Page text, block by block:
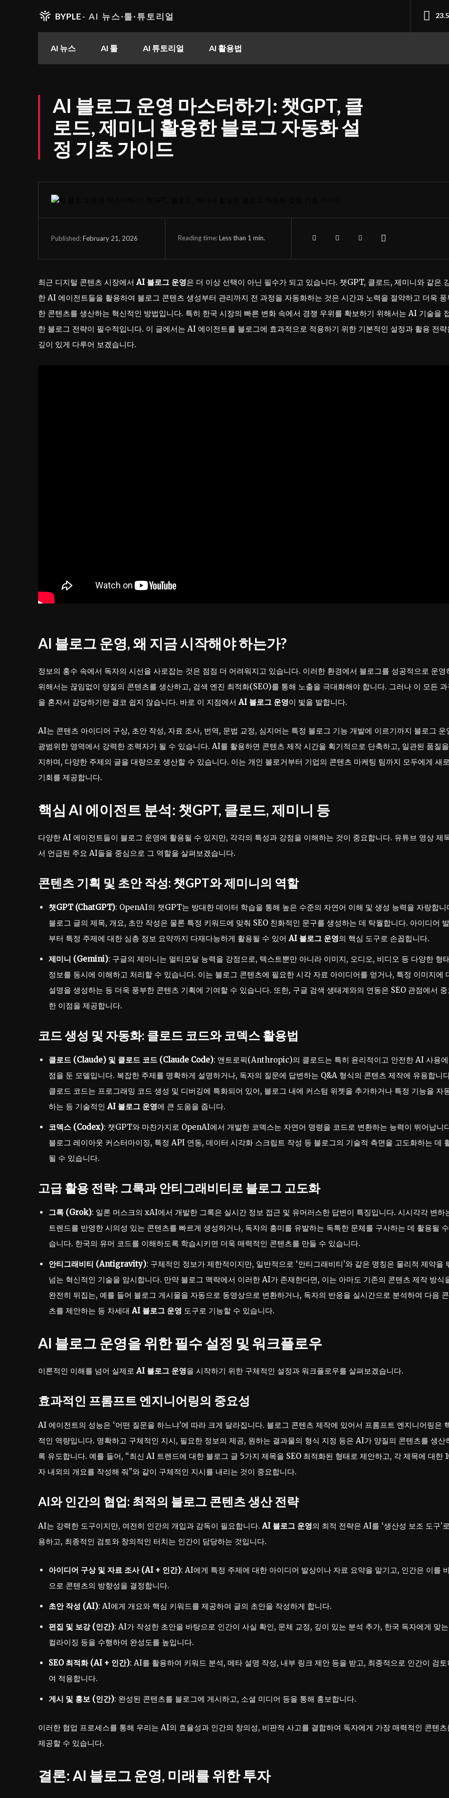
BYPLE- AI 뉴스·툴·튜토리얼 23.5
AI 뉴스 AI 툴 AI 튜토리얼 AI 활용법
AI 블로그 운영 마스터하기: 챗GPT, 클
로드, 제미니 활용한 블로그 자동화 설
정 기초 가이드
Published:February 21, 2026 Reading time:Less than 1 min.
최근 디지털 콘텐츠 시장에서 AI 블로그 운영은 더 이상 선택이 아닌 필수가 되고 있습니다. 챗GPT, 클로드, 제미니와 같은
한 AI 에이전트들을 활용하여 블로그 콘텐츠 생성부터 관리까지 전 과정을 자동화하는 것은 시간과 노력을 절약하고 더욱 풍
한 콘텐츠를 생산하는 혁신적인 방법입니다. 특히 한국 시장의 빠른 변화 속에서 경쟁 우위를 확보하기 위해서는 AI 기술을
한 블로그 전략이 필수적입니다. 이 글에서는 AI 에이전트를 블로그에 효과적으로 적용하기 위한 기본적인 설정과 활용 전략
깊이 있게 다루어 보겠습니다.
AI 블로그 운영, 왜 지금 시작해야 하는가?
정보의 홍수 속에서 독자의 시선을 사로잡는 것은 점점 더 어려워지고 있습니다. 이러한 환경에서 블로그를 성공적으로 운영
위해서는 끊임없이 양질의 콘텐츠를 생산하고, 검색 엔진 최적화(SEO)를 통해 노출을 극대화해야 합니다. 그러나 이 모든 과
을 혼자서 감당하기란 결코 쉽지 않습니다. 바로 이 지점에서 AI 블로그 운영이 빛을 발합니다.
AI는 콘텐츠 아이디어 구상, 초안 작성, 자료 조사, 번역, 문법 교정, 심지어는 특정 블로그 기능 개발에 이르기까지 블로그 운
광범위한 영역에서 강력한 조력자가 될 수 있습니다. AI를 활용하면 콘텐츠 제작 시간을 획기적으로 단축하고, 일관된 품질
지하며, 다양한 주제의 글을 대량으로 생산할 수 있습니다. 이는 개인 블로거부터 기업의 콘텐츠 마케팅 팀까지 모두에게 새
기회를 제공합니다.
핵심 AI 에이전트 분석: 챗GPT, 클로드, 제미니 등
다양한 AI 에이전트들이 블로그 운영에 활용될 수 있지만, 각각의 특성과 강점을 이해하는 것이 중요합니다. 유튜브 영상 제
서 언급된 주요 AI들을 중심으로 그 역할을 살펴보겠습니다.
콘텐츠 기획 및 초안 작성: 챗GPT와 제미니의 역할
챗GPT (ChatGPT): OpenAI의 챗GPT는 방대한 데이터 학습을 통해 높은 수준의 자연어 이해 및 생성 능력을 자랑합니
블로그 글의 제목, 개요, 초안 작성은 물론 특정 키워드에 맞춰 SEO 친화적인 문구를 생성하는 데 탁월합니다. 아이디어
부터 특정 주제에 대한 심층 정보 요약까지 다재다능하게 활용될 수 있어 AI 블로그 운영의 핵심 도구로 손꼽힙니다.
제미니 (Gemini): 구글의 제미니는 멀티모달 능력을 강점으로, 텍스트뿐만 아니라 이미지, 오디오, 비디오 등 다양한 형
정보를 동시에 이해하고 처리할 수 있습니다. 이는 블로그 콘텐츠에 필요한 시각 자료 아이디어를 얻거나, 특정 이미지에
설명을 생성하는 등 더욱 풍부한 콘텐츠 기획에 기여할 수 있습니다. 또한, 구글 검색 생태계와의 연동은 SEO 관점에서 중
한 이점을 제공합니다.
코드 생성 및 자동화: 클로드 코드와 코덱스 활용법
클로드 (Claude) 및 클로드 코드 (Claude Code): 앤트로픽(Anthropic)의 클로드는 특히 윤리적이고 안전한 AI 사용
점을 둔 모델입니다. 복잡한 주제를 명확하게 설명하거나, 독자의 질문에 답변하는 Q&A 형식의 콘텐츠 제작에 유용합니
클로드 코드는 프로그래밍 코드 생성 및 디버깅에 특화되어 있어, 블로그 내에 커스텀 위젯을 추가하거나 특정 기능을 자
하는 등 기술적인 AI 블로그 운영에 큰 도움을 줍니다.
코덱스 (Codex): 챗GPT와 마찬가지로 OpenAI에서 개발한 코덱스는 자연어 명령을 코드로 변환하는 능력이 뛰어납니
블로그 레이아웃 커스터마이징, 특정 API 연동, 데이터 시각화 스크립트 작성 등 블로그의 기술적 측면을 고도화하는 데
될 수 있습니다.
고급 활용 전략: 그록과 안티그래비티로 블로그 고도화
그록 (Grok): 일론 머스크의 xAI에서 개발한 그록은 실시간 정보 접근 및 유머러스한 답변이 특징입니다. 시시각각 변하
트렌드를 반영한 시의성 있는 콘텐츠를 빠르게 생성하거나, 독자의 흥미를 유발하는 독특한 문체를 구사하는 데 활용될
습니다. 한국의 유머 코드를 이해하도록 학습시키면 더욱 매력적인 콘텐츠를 만들 수 있습니다.
안티그래비티 (Antigravity): 구체적인 정보가 제한적이지만, 일반적으로 ‘안티그래비티’와 같은 명칭은 물리적 제약을
넘는 혁신적인 기술을 암시합니다. 만약 블로그 맥락에서 이러한 AI가 존재한다면, 이는 아마도 기존의 콘텐츠 제작 방식
완전히 뒤집는, 예를 들어 블로그 게시물을 자동으로 동영상으로 변환하거나, 독자의 반응을 실시간으로 분석하여 다음
츠를 제안하는 등 차세대 AI 블로그 운영 도구로 기능할 수 있습니다.
AI 블로그 운영을 위한 필수 설정 및 워크플로우
이론적인 이해를 넘어 실제로 AI 블로그 운영을 시작하기 위한 구체적인 설정과 워크플로우를 살펴보겠습니다.
효과적인 프롬프트 엔지니어링의 중요성
AI 에이전트의 성능은 ‘어떤 질문을 하느냐’에 따라 크게 달라집니다. 블로그 콘텐츠 제작에 있어서 프롬프트 엔지니어링은
적인 역량입니다. 명확하고 구체적인 지시, 필요한 정보의 제공, 원하는 결과물의 형식 지정 등은 AI가 양질의 콘텐츠를 생산
록 유도합니다. 예를 들어, “최신 AI 트렌드에 대한 블로그 글 5가지 제목을 SEO 최적화된 형태로 제안하고, 각 제목에 대한
자 내외의 개요를 작성해 줘”와 같이 구체적인 지시를 내리는 것이 중요합니다.
AI와 인간의 협업: 최적의 블로그 콘텐츠 생산 전략
AI는 강력한 도구이지만, 여전히 인간의 개입과 감독이 필요합니다. AI 블로그 운영의 최적 전략은 AI를 ‘생산성 보조 도구’
용하고, 최종적인 검토와 창의적인 터치는 인간이 담당하는 것입니다.
아이디어 구상 및 자료 조사 (AI + 인간): AI에게 특정 주제에 대한 아이디어 발상이나 자료 요약을 맡기고, 인간은 이를
으로 콘텐츠의 방향성을 결정합니다.
초안 작성 (AI): AI에게 개요와 핵심 키워드를 제공하여 글의 초안을 작성하게 합니다.
편집 및 보강 (인간): AI가 작성한 초안을 바탕으로 인간이 사실 확인, 문체 교정, 깊이 있는 분석 추가, 한국 독자에게 맞
컬라이징 등을 수행하여 완성도를 높입니다.
SEO 최적화 (AI + 인간): AI를 활용하여 키워드 분석, 메타 설명 작성, 내부 링크 제안 등을 받고, 최종적으로 인간이 검토
여 적용합니다.
게시 및 홍보 (인간): 완성된 콘텐츠를 블로그에 게시하고, 소셜 미디어 등을 통해 홍보합니다.
이러한 협업 프로세스를 통해 우리는 AI의 효율성과 인간의 창의성, 비판적 사고를 결합하여 독자에게 가장 매력적인 콘텐츠
제공할 수 있습니다.
결론: AI 블로그 운영, 미래를 위한 투자